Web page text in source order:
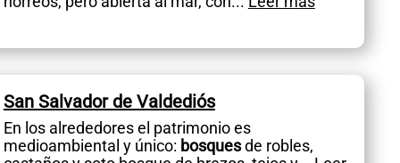
San Salvador de Valdediós
En los alrededores el patrimonio es
medioambiental y único: bosquesde robles,